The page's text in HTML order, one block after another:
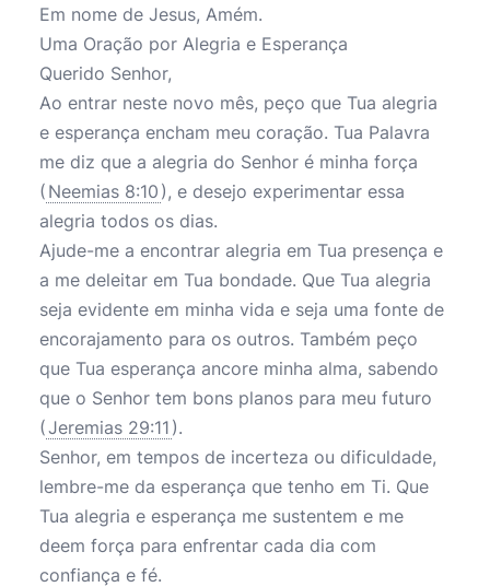
Em nome de Jesus, Amém.
Uma Oração por Alegria e Esperança
Querido Senhor,
Ao entrar neste novo mês, peço que Tua alegria
e esperança encham meu coração. Tua Palavra
me diz que a alegria do Senhor é minha força
( Neemias 8:10 ), e desejo experimentar essa
alegria todos os dias.
Ajude-me a encontrar alegria em Tua presença e
a me deleitar em Tua bondade. Que Tua alegria
seja evidente em minha vida e seja uma fonte de
encorajamento para os outros. Também peço
que Tua esperança ancore minha alma, sabendo
que o Senhor tem bons planos para meu futuro
(Jeremias 29:11 ).
Senhor, em tempos de incerteza ou dificuldade,
lembre-me da esperança que tenho em Ti. Que
Tua alegria e esperança me sustentem e me
deem força para enfrentar cada dia com
confiança e fé.